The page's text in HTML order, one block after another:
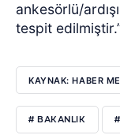
ankesörlü/
tespit
KAYNAK: HABER
# BAKANLIK